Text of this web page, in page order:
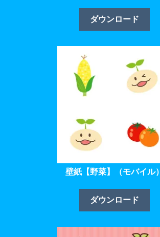
ダウンロード
壁紙【野菜】（モバイル）
ダウンロード